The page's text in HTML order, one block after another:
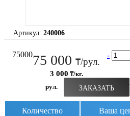
Артикул: 240006
7500075 000 ₸/рул.
3 000 ₸/кг.
-
рул. ЗАКАЗАТЬ
Количество Ваша